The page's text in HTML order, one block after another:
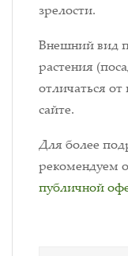
зрелости.
Внешний вид
растения
отличаться
сайте.
Для более
рекомендуем
публичной